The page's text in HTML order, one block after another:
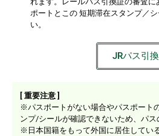
ポートとこの 短期滞在スタンプ／
い。
JRパス引
[ 重要注意 ]
※パスポートがない場合やパスポート
ンプ/シールが確認できないため、パス
※日本国籍をもって外国に居住してい